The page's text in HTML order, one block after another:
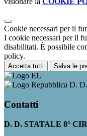
Cookie necessari per il
I cookie necessari per il
disabilitati. È possibile
policy.
Accetta tutti Salva le
D.
Contatti
D. D. STATALE 8°